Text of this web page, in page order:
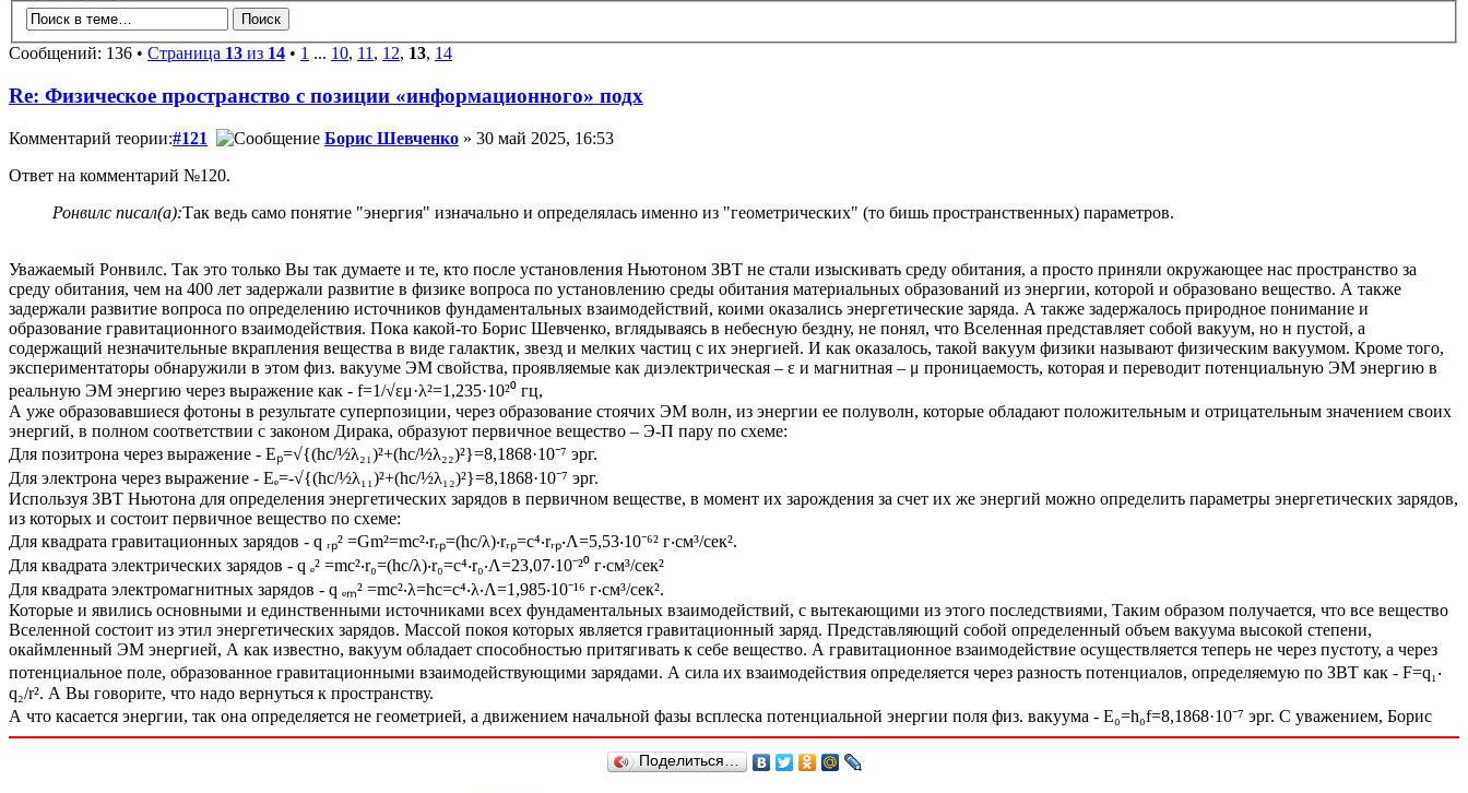
Сообщений: 136 • Страница 13 из 14 • 1 ... 10, 11, 12, 13, 14
Re: Физическое пространство с позиции «информационного» подх
Комментарий теории:#121 Борис Шевченко » 30 май 2025, 16:53
Ответ на комментарий №120.
Ронвилс писал(а):Так ведь само понятие "энергия" изначально и определялась именно из "геометрических" (то бишь пространственных) параметров.
Уважаемый Ронвилс. Так это только Вы так думаете и те, кто после установления Ньютоном ЗВТ не стали изыскивать среду обитания, а просто приняли окружающее нас пространство за
среду обитания, чем на 400 лет задержали развитие в физике вопроса по установлению среды обитания материальных образований из энергии, которой и образовано вещество. А также
задержали развитие вопроса по определению источников фундаментальных взаимодействий, коими оказались энергетические заряда. А также задержалось природное понимание и
образование гравитационного взаимодействия. Пока какой-то Борис Шевченко, вглядываясь в небесную бездну, не понял, что Вселенная представляет собой вакуум, но н пустой, а
содержащий незначительные вкрапления вещества в виде галактик, звезд и мелких частиц с их энергией. И как оказалось, такой вакуум физики называют физическим вакуумом. Кроме того,
экспериментаторы обнаружили в этом физ. вакууме ЭМ свойства, проявляемые как диэлектрическая – ε и магнитная – μ проницаемость, которая и переводит потенциальную ЭМ энергию в
реальную ЭМ энергию через выражение как - f=1/√εμ·λ²=1,235·10²⁰ гц,
А уже образовавшиеся фотоны в результате суперпозиции, через образование стоячих ЭМ волн, из энергии ее полуволн, которые обладают положительным и отрицательным значением своих
энергий, в полном соответствии с законом Дирака, образуют первичное вещество – Э-П пару по схеме:
Для позитрона через выражение - Eₚ=√{(hc/½λ₂₁)²+(hc/½λ₂₂)²}=8,1868·10⁻⁷ эрг.
Для электрона через выражение - Eₑ=-√{(hc/½λ₁₁)²+(hc/½λ₁₂)²}=8,1868·10⁻⁷ эрг.
Используя ЗВТ Ньютона для определения энергетических зарядов в первичном веществе, в момент их зарождения за счет их же энергий можно определить параметры энергетических зарядов,
из которых и состоит первичное вещество по схеме:
Для квадрата гравитационных зарядов - q ᵣₚ² =Gm²=mc²‧rᵣₚ=(hc/λ)‧rᵣₚ=c⁴‧rᵣₚ‧Λ=5,53‧10⁻⁶² г‧см³/сек².
Для квадрата электрических зарядов - q ₑ² =mc²‧r₀=(hc/λ)‧r₀=c⁴‧r₀‧Λ=23,07‧10⁻²⁰ г‧см³/сек²
Для квадрата электромагнитных зарядов - q ₑₘ² =mc²‧λ=hc=c⁴‧λ‧Λ=1,985‧10⁻¹⁶ г‧см³/сек².
Которые и явились основными и единственными источниками всех фундаментальных взаимодействий, с вытекающими из этого последствиями, Таким образом получается, что все вещество
Вселенной состоит из этил энергетических зарядов. Массой покоя которых является гравитационный заряд. Представляющий собой определенный объем вакуума высокой степени,
окаймленный ЭМ энергией, А как известно, вакуум обладает способностью притягивать к себе вещество. А гравитационное взаимодействие осуществляется теперь не через пустоту, а через
потенциальное поле, образованное гравитационными взаимодействующими зарядами. А сила их взаимодействия определяется через разность потенциалов, определяемую по ЗВТ как - F=q₁‧
q₂/r². А Вы говорите, что надо вернуться к пространству.
А что касается энергии, так она определяется не геометрией, а движением начальной фазы всплеска потенциальной энергии поля физ. вакуума - Е₀=h₀f=8,1868·10⁻⁷ эрг. С уважением, Борис
Поделиться…